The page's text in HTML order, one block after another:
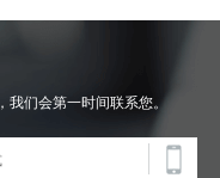
我们会第一时间联系您。